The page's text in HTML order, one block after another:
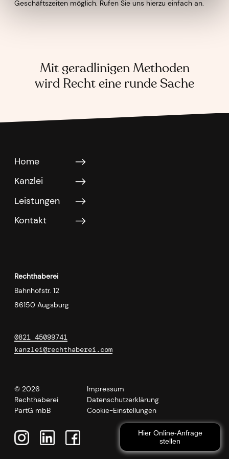
Geschäftszeiten möglich. Rufen Sie uns hierzu einfach an.
Mit geradlinigen Methoden
wird Recht eine runde Sache
Home
Kanzlei
Leistungen
Kontakt
Rechthaberei
Bahnhofstr. 12
86150 Augsburg
0821 45099741
kanzlei@rechthaberei.com
© 2026
Rechthaberei
PartG mbB
Impressum
Datenschutzerklärung
Cookie-Einstellungen
Hier Online-Anfrage
stellen